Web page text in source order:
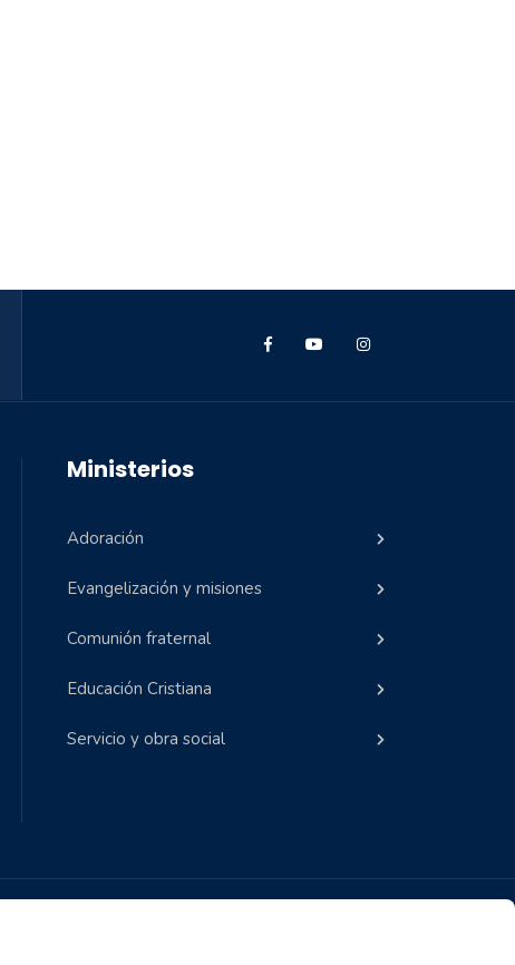
Ministerios
Adoración
Evangelización y misiones
Comunión fraternal
Educación Cristiana
Servicio y obra social